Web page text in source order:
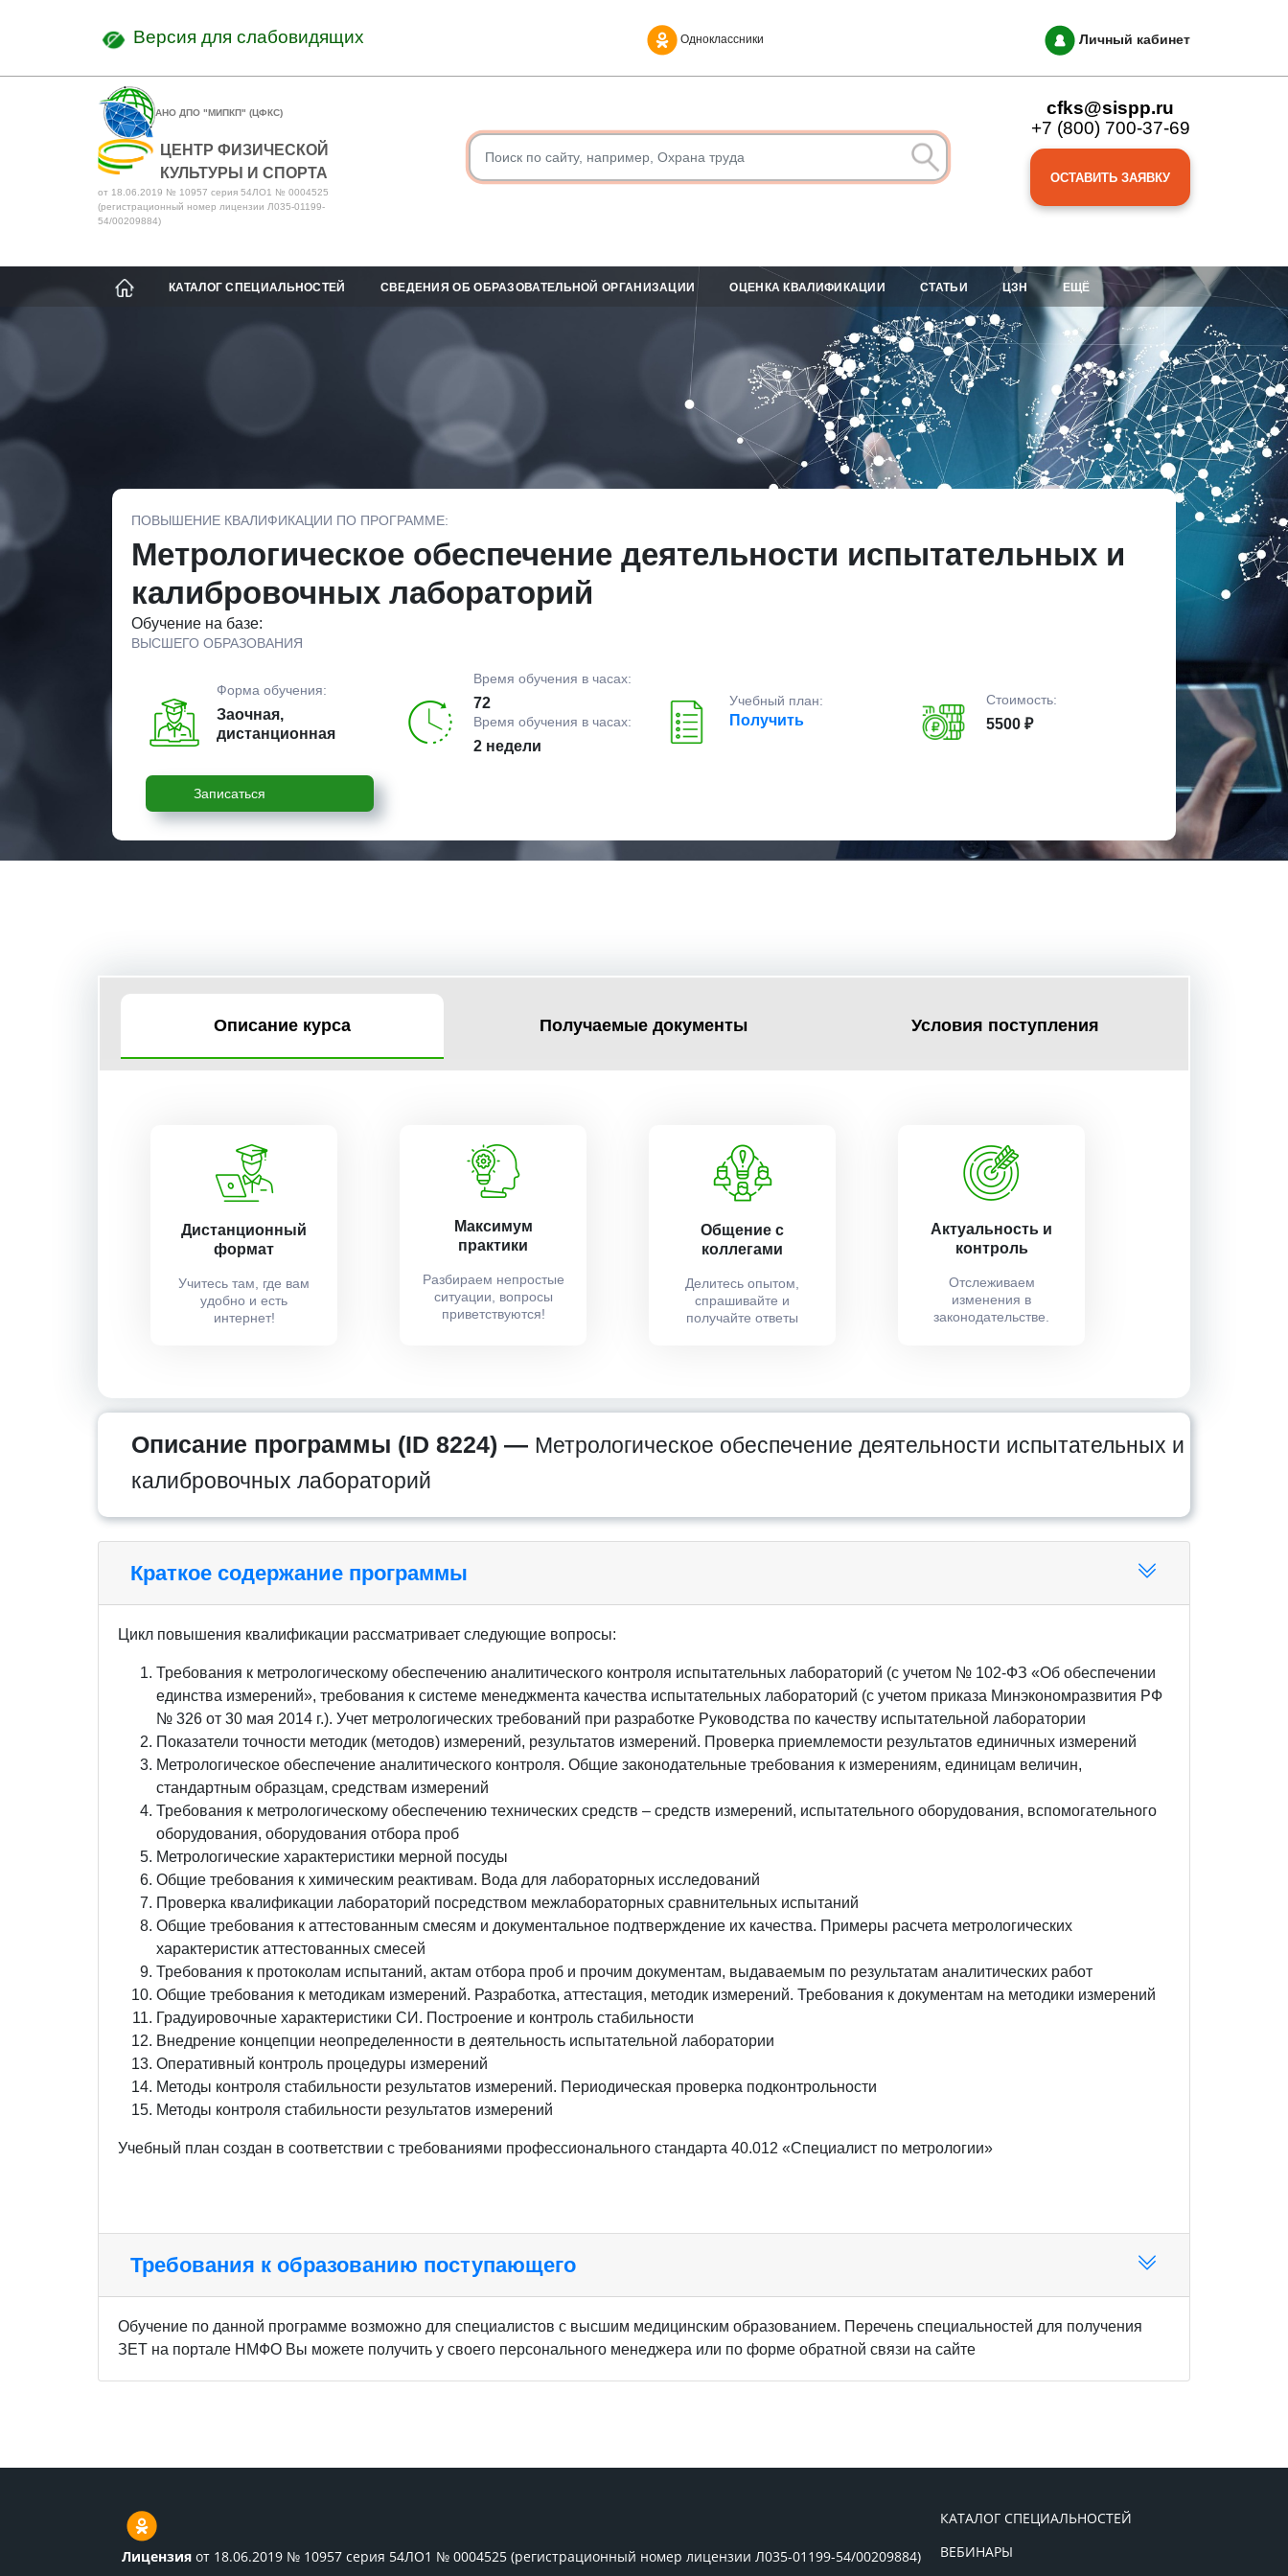
Версия для слабовидящих Одноклассники Личный кабинет
АНО ДПО "МИПКП" (ЦФКС)
ЦЕНТР ФИЗИЧЕСКОЙ
КУЛЬТУРЫ И СПОРТА
от 18.06.2019 № 10957 серия 54ЛО1 № 0004525
(регистрационный номер лицензии Л035-01199-
54/00209884)
cfks@sispp.ru
+7 (800) 700-37-69
ОСТАВИТЬ ЗАЯВКУ
КАТАЛОГ СПЕЦИАЛЬНОСТЕЙ СВЕДЕНИЯ ОБ ОБРАЗОВАТЕЛЬНОЙ ОРГАНИЗАЦИИ ОЦЕНКА КВАЛИФИКАЦИИ СТАТЬИ ЦЗН ЕЩЁ
ПОВЫШЕНИЕ КВАЛИФИКАЦИИ ПО ПРОГРАММЕ:
Метрологическое обеспечение деятельности испытательных и
калибровочных лабораторий
Обучение на базе:
ВЫСШЕГО ОБРАЗОВАНИЯ
Форма обучения:
Заочная,
дистанционная
Время обучения в часах:
72
Время обучения в часах:
2 недели
Учебный план:
Получить
Стоимость:
5500 ₽
Записаться
Описание курса Получаемые документы Условия поступления
Дистанционный
формат
Учитесь там, где вам
удобно и есть
интернет!
Максимум
практики
Разбираем непростые
ситуации, вопросы
приветствуются!
Общение с
коллегами
Делитесь опытом,
спрашивайте и
получайте ответы
Актуальность и
контроль
Отслеживаем
изменения в
законодательстве.
Описание программы (ID 8224) — Метрологическое обеспечение деятельности испытательных и
калибровочных лабораторий
Краткое содержание программы
Цикл повышения квалификации рассматривает следующие вопросы:
Требования к метрологическому обеспечению аналитического контроля испытательных лабораторий (с учетом № 102-ФЗ «Об обеспечении
единства измерений», требования к системе менеджмента качества испытательных лабораторий (с учетом приказа Минэкономразвития РФ
№ 326 от 30 мая 2014 г.). Учет метрологических требований при разработке Руководства по качеству испытательной лаборатории
Показатели точности методик (методов) измерений, результатов измерений. Проверка приемлемости результатов единичных измерений
Метрологическое обеспечение аналитического контроля. Общие законодательные требования к измерениям, единицам величин,
стандартным образцам, средствам измерений
Требования к метрологическому обеспечению технических средств – средств измерений, испытательного оборудования, вспомогательного
оборудования, оборудования отбора проб
Метрологические характеристики мерной посуды
Общие требования к химическим реактивам. Вода для лабораторных исследований
Проверка квалификации лабораторий посредством межлабораторных сравнительных испытаний
Общие требования к аттестованным смесям и документальное подтверждение их качества. Примеры расчета метрологических
характеристик аттестованных смесей
Требования к протоколам испытаний, актам отбора проб и прочим документам, выдаваемым по результатам аналитических работ
Общие требования к методикам измерений. Разработка, аттестация, методик измерений. Требования к документам на методики измерений
Градуировочные характеристики СИ. Построение и контроль стабильности
Внедрение концепции неопределенности в деятельность испытательной лаборатории
Оперативный контроль процедуры измерений
Методы контроля стабильности результатов измерений. Периодическая проверка подконтрольности
Методы контроля стабильности результатов измерений
Учебный план создан в соответствии с требованиями профессионального стандарта 40.012 «Специалист по метрологии»
Требования к образованию поступающего
Обучение по данной программе возможно для специалистов с высшим медицинским образованием. Перечень специальностей для получения
ЗЕТ на портале НМФО Вы можете получить у своего персонального менеджера или по форме обратной связи на сайте
Лицензия от 18.06.2019 № 10957 серия 54ЛО1 № 0004525 (регистрационный номер лицензии Л035-01199-54/00209884)
КАТАЛОГ СПЕЦИАЛЬНОСТЕЙ
ВЕБИНАРЫ